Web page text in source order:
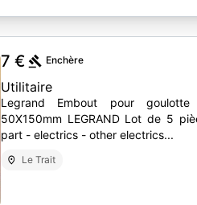
7 € Enchère
Utilitaire
Legrand Embout pour goulotte
50X150mm LEGRAND Lot de 5
part - electrics - other electrics...
Le Trait